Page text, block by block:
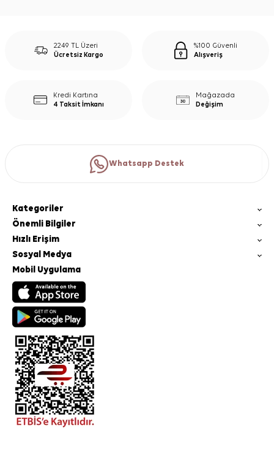
2249 TL Üzeri
Ücretsiz Kargo
%100 Güvenli
Alışveriş
Kredi Kartına
4 Taksit İmkanı
Mağazada
Değişim
Whatsapp Destek
Kategoriler
Önemli Bilgiler
Hızlı Erişim
Sosyal Medya
Mobil Uygulama